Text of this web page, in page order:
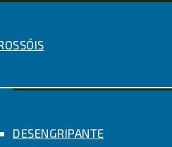
DESENGRIPANTE